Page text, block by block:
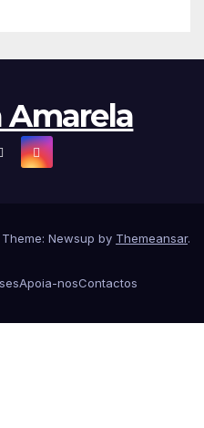
Amarela
Theme: Newsup by Themeansar.
Apoia-nosContactos